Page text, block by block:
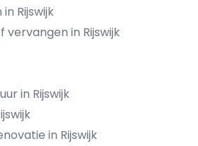
Rijswijk
in Rijswijk
in Rijswijk
in Rijswijk